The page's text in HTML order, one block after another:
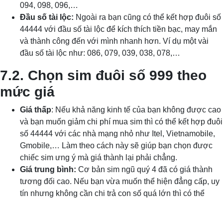
094, 098, 096,…
Đầu số tài lộc: Ngoài ra bạn cũng có thể kết hợp đuôi số
44444 với đầu số tài lộc để kích thích tiền bạc, may mắn
và thành công đến với mình nhanh hơn. Ví dụ một vài
đầu số tài lộc như: 086, 079, 039, 038, 078,…
7.2. Chọn sim đuôi số 999 theo
mức giá
Giá thấp: Nếu khả năng kinh tế của bạn không được cao
và bạn muốn giảm chi phí mua sim thì có thể kết hợp đuôi
số 44444 với các nhà mạng nhỏ như Itel, Vietnamobile,
Gmobile,… Làm theo cách này sẽ giúp bạn chọn được
chiếc sim ưng ý mà giá thành lại phải chẳng.
Giá trung bình: Cơ bản sim ngũ quý 4 đã có giá thành
tương đối cao. Nếu bạn vừa muốn thể hiện đẳng cấp, uy
tín nhưng không cần chi trả con số quá lớn thì có thể